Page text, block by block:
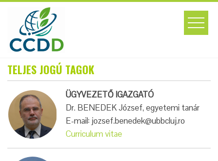
content
TELJES JOGÚ TAGOK
ÜGYVEZETŐ IGAZGATÓ
Dr. BENEDEK József, egyetemi tanár
E-mail: jozsef.benedek@ubbcluj.ro
Curriculum vitae